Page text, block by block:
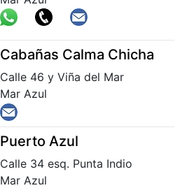
Cabañas Calma Chicha
Calle 46 y Viña del Mar
Mar Azul
Puerto Azul
Calle 34 esq. Punta Indio
Mar Azul